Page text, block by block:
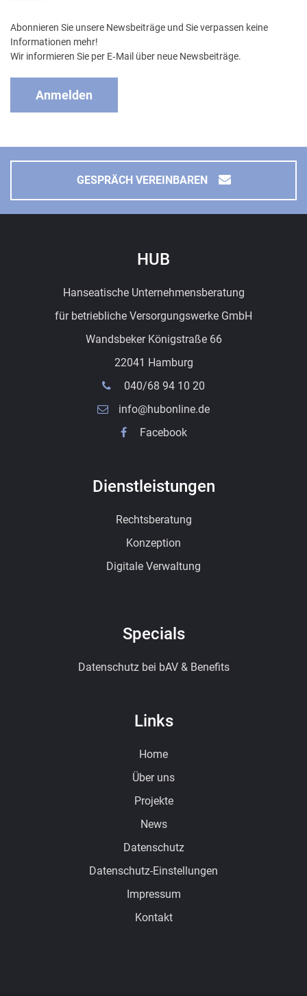
Abonnieren Sie unsere Newsbeiträge und Sie verpassen keine
Informationen mehr!
Wir informieren Sie per E‑Mail über neue Newsbeiträge.
Anmelden
GESPRÄCH VEREINBAREN
HUB
Hanseatische Unternehmensberatung
für betriebliche Versorgungswerke GmbH
Wandsbeker Königstraße 66
22041 Hamburg
040/68 94 10 20
info@hubonline.de
Facebook
Dienstleistungen
Rechtsberatung
Konzeption
Digitale Verwaltung
Specials
Datenschutz bei bAV & Benefits
Links
Home
Über uns
Projekte
News
Datenschutz
Datenschutz-Einstellungen
Impressum
Kontakt